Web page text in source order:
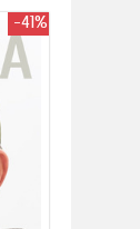
-41%